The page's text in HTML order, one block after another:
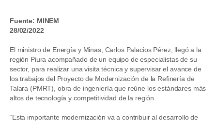
Fuente: MINEM
28/02/2022
El ministro de Energía y Minas, Carlos Palacios Pérez, llegó a la
región Piura acompañado de un equipo de especialistas de su
sector, para realizar una visita técnica y supervisar el avance de
los trabajos del Proyecto de Modernización de la Refinería de
Talara (PMRT), obra de ingeniería que reúne los estándares más
altos de tecnología y competitividad de la región.
“Esta importante modernización va a contribuir al desarrollo de